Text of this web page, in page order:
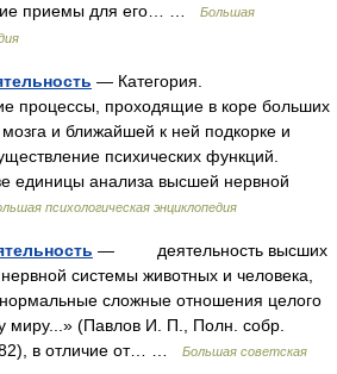
приемы для его… …
Большая
— Категория.
процессы, проходящие в коре больших
и ближайшей к ней подкорке и
психических функций.
единицы анализа высшей нервной
психологическая энциклопедия
— деятельность высших
системы животных и человека,
сложные отношения целого
миру...» (Павлов И. П., Полн. собр.
в отличие от… …
Большая советская